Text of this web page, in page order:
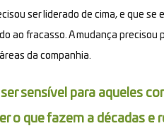
ser liderado de cima, e que
ao fracasso. A mudança
da companhia.
sensível para aqueles
o que fazem a décadas e